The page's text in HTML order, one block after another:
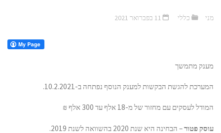
מני כללי 11 בפברואר 2021
מענק מתמשך
המערכת להגשת הבקשות למענק הנוסף נפתחה ב-10.2.2021.
המודל לעסקים עם מחזור של מ-18 אלף עד 300 אלף ₪
עוסק פטור– הבחינה היא שנת 2020 בהשוואה לשנת 2019.